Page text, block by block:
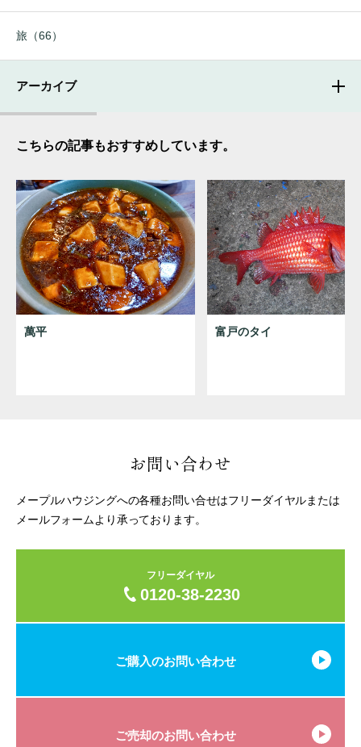
旅（66）
アーカイブ
こちらの記事もおすすめしています。
萬平 富戸のタイ
お問い合わせ
メープルハウジングへの各種お問い合せはフリーダイヤルまたは
メールフォームより承っております。
フリーダイヤル
0120-38-2230
ご購入のお問い合わせ
ご売却のお問い合わせ